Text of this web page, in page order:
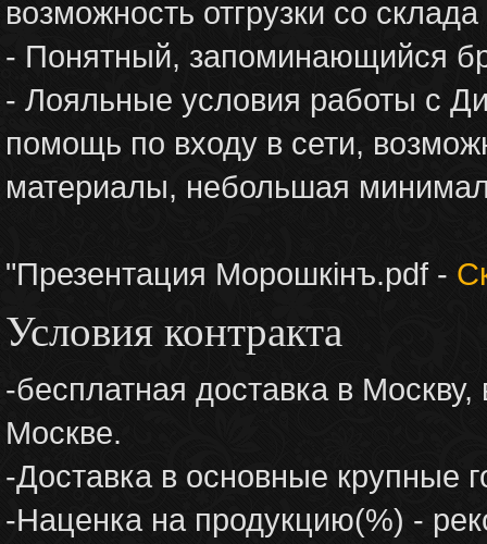
возможность отгрузки со
- Понятный, запоминающийся
- Лояльные условия работы с
помощь по входу в сети,
материалы, небольшая
"Презентация Морошкiнъ.pdf -
Условия контракта
-бесплатная доставка в Москву,
Москве.
-Доставка в основные крупные
-Наценка на продукцию(%) -